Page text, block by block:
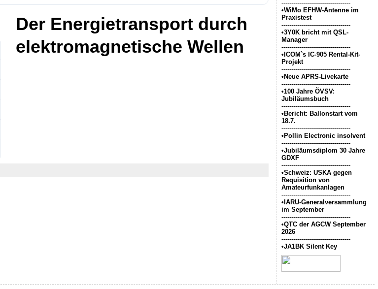
Der Energietransport durch
elektromagnetische Wellen
-----------------------------------
•WiMo EFHW-Antenne im
Praxistest
-----------------------------------
•3Y0K bricht mit QSL-
Manager
-----------------------------------
•ICOM`s IC-905 Rental-Kit-
Projekt
-----------------------------------
•Neue APRS-Livekarte
-----------------------------------
•100 Jahre ÖVSV:
Jubiläumsbuch
-----------------------------------
•Bericht: Ballonstart vom
18.7.
-----------------------------------
•Pollin Electronic insolvent
-----------------------------------
•Jubiläumsdiplom 30 Jahre
GDXF
-----------------------------------
•Schweiz: USKA gegen
Requisition von
Amateurfunkanlagen
-----------------------------------
•IARU-Generalversammlung
im September
-----------------------------------
•QTC der AGCW September
2026
-----------------------------------
•JA1BK Silent Key